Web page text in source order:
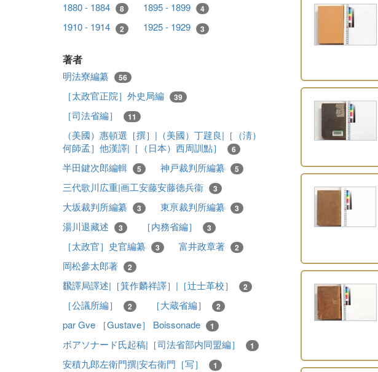
1880 - 1884 8 1895 - 1899 4
1910 - 1914 2 1925 - 1929 3
著者
明法寮編纂 56
［太政官正院］外史局編 39
［司法省編］ 11
（美國）惠頓選［撰］|（美國）丁韙良|［（淸）
何師孟］他漢譯|［（日本）西周訓點］
6
半田鍵次郎編輯 5 神戸裁判所編纂 5
三代歌川広重|画工安藤安藤德兵衞 3
大坂裁判所編纂 3 東亰裁判所編纂 3
湯川退藏述 3 ［内務省編］ 3
［太政官］史官編纂 3 富井政章著 2
岡松參太郎著 2
飜譯局譯述|［箕作麟祥譯］|［辻士革校］ 2
［公議所編］ 2 ［大蔵省編］ 2
par Gve ［Gustave］ Boissonade 1
ボアソナード氏起稿|［司法省部内同盟編］ 1
安積九郎左衛門撰|安右衛門［写］ 1